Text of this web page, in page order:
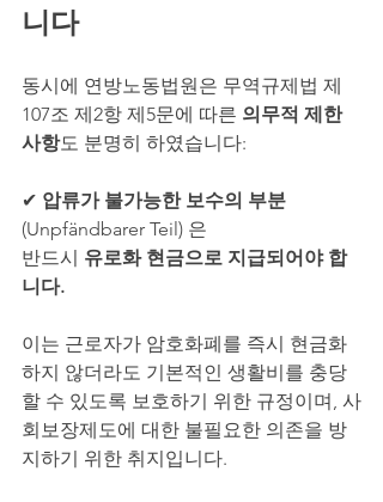
니다
동시에 연방노동법원은 무역규제법 제
107조 제2항 제5문에 따른 의무적 제한
사항도 분명히 하였습니다:
✔ 압류가 불가능한 보수의 부분
(Unpfändbarer Teil) 은
반드시 유로화 현금으로 지급되어야 합
니다.
이는 근로자가 암호화폐를 즉시 현금화
하지 않더라도 기본적인 생활비를 충당
할 수 있도록 보호하기 위한 규정이며, 사
회보장제도에 대한 불필요한 의존을 방
지하기 위한 취지입니다.